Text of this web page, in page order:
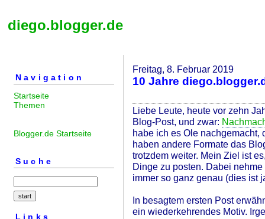
diego.blogger.de
Navigation
Startseite
Themen
Blogger.de Startseite
Suche
Links
Freitag, 8. Februar 2019
10 Jahre
Liebe Leute, heute vor zehn
Blog-Post, und zwar:
habe ich es Ole nachgemacht,
haben andere Formate das
trotzdem weiter. Mein Ziel ist
Dinge zu posten. Dabei
immer so ganz genau (dies ist
In besagtem ersten Post
ein wiederkehrendes Motiv.